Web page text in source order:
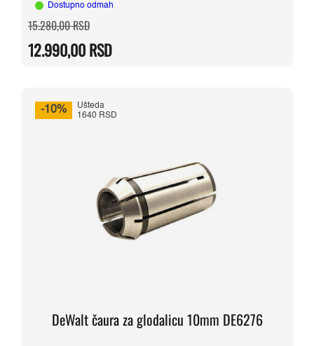
Dostupno odmah
15.280,00RSDOriginalna
cena
bila:
15.280,00 RSD.
12.990,00RSD
Trenutna
cena
12.990,00 RSD.
-10%
Ušteda
1640 RSD
DeWalt čaura za glodalicu 10mm DE6276